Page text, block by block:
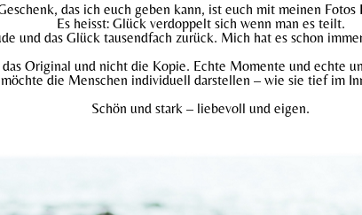
das ich euch geben kann, ist euch mit meinen Fotos
Es heisst: Glück verdoppelt sich wenn man es teilt.
und das Glück tausendfach zurück. Mich hat es schon
Original und nicht die Kopie. Echte Momente und echte
die Menschen individuell darstellen – wie sie tief im
Schön und stark – liebevoll und eigen.